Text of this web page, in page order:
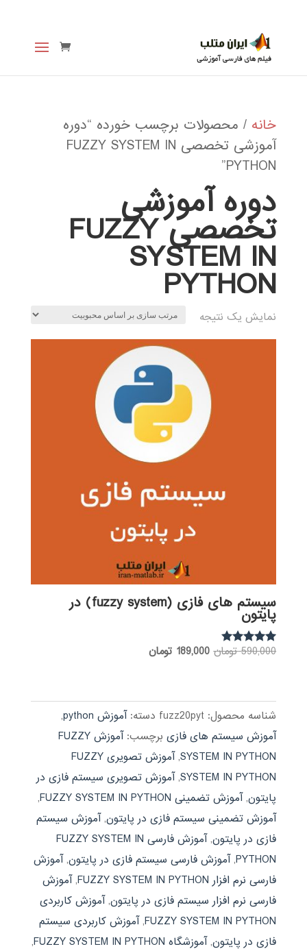
خانه / محصولات برچسب خورده “دوره
آموزشی تخصصی FUZZY SYSTEM IN
PYTHON”
دوره آموزشی
تخصصی FUZZY
SYSTEM IN
PYTHON
نمایش یک نتیجه
سیستم های فازی (fuzzy system) در
پایتون
نمره
590,000 تومان قیمت
بود.
189,000 تومانقیمت
شناسه محصول: fuzz20pyt دسته:آموزش python
,
آموزش سیستم های فازی برچسب:
آموزش FUZZY
SYSTEM IN PYTHON
,
آموزش تصویری FUZZY
SYSTEM IN PYTHON
,آموزش تصویری سیستم فازی در
پایتون,آموزش تضمینی FUZZY SYSTEM IN PYTHON
,
آموزش تضمینی سیستم فازی در پایتون,آموزش سیستم
فازی در پایتون,
آموزش فارسی FUZZY SYSTEM IN
PYTHON
,آموزش فارسی سیستم فازی در پایتون,آموزش
فارسی نرم افزار FUZZY SYSTEM IN PYTHON
,آموزش
فارسی نرم افزار سیستم فازی در پایتون,آموزش کاربردی
FUZZY SYSTEM IN PYTHON
,آموزش کاربردی سیستم
فازی در پایتون,آموزشگاه FUZZY SYSTEM IN PYTHON
,